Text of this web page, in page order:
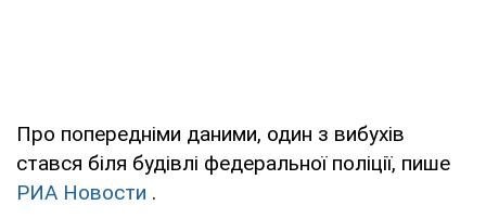
Про попередніми даними, один з вибухів
стався біля будівлі федеральної поліції, пише
РИА Новости .